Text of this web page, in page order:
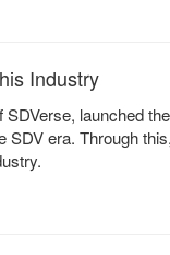
Industry
launched
SDV era. Through